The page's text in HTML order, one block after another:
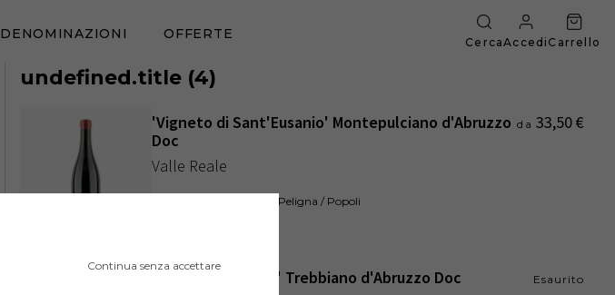
DENOMINAZIONI OFFERTE
CercaAccedi Carrello
undefined.title (4)
'Vigneto di Sant'Eusanio' Montepulciano d'Abruzzo
Doc
da 33,50€
Valle Reale
Italia / Abruzzo / Conca Peligna / Popoli
'Vigneto di Popoli' Trebbiano d'Abruzzo Doc Esaurito
Continua senza accettare